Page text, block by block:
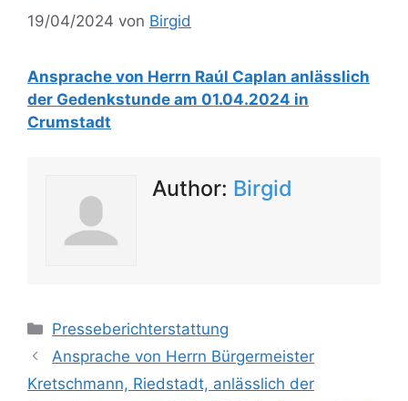
19/04/2024 von Birgid
Ansprache von Herrn Raúl Caplan anlässlich
der Gedenkstunde am 01.04.2024 in
Crumstadt
Author: Birgid
Kategorien
Presseberichterstattung
Ansprache von Herrn Bürgermeister
Kretschmann, Riedstadt, anlässlich der